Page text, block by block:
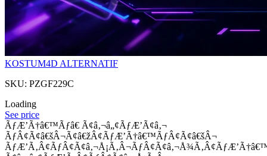
KOSTUM4D ALTERNATIF
SKU: PZGF229C
Loading
See price
ÃƒÆ’Ã†â€™Ãƒâ€ Ã¢â‚¬â„¢ÃƒÆ’Ã¢â‚¬
ÃƒÂ¢Ã¢â€šÂ¬Ã¢â€žÂ¢ÃƒÆ’Ã†â€™ÃƒÂ¢Ã¢â€šÂ¬